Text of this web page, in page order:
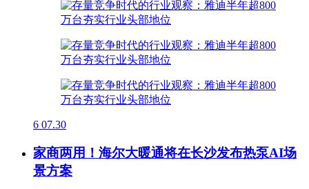
6 07.30
家商两用！海尔大暖通将在长沙发布热泵AI场
景方案